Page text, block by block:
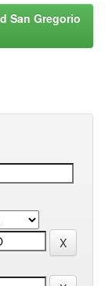
San Gregorio